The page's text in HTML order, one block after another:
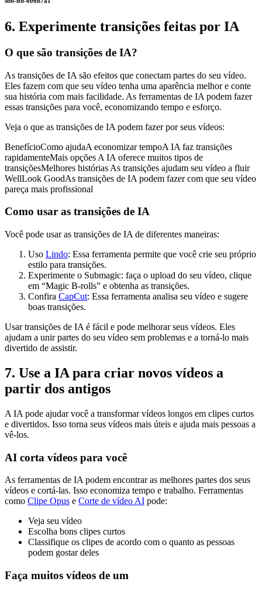
6. Experimente transições feitas por IA
O que são transições de IA?
As transições de IA são efeitos que conectam partes do seu vídeo.
Eles fazem com que seu vídeo tenha uma aparência melhor e conte
sua história com mais facilidade. As ferramentas de IA podem fazer
essas transições para você, economizando tempo e esforço.
Veja o que as transições de IA podem fazer por seus vídeos:
BenefícioComo ajudaA economizar tempoA IA faz transições
rapidamenteMais opções A IA oferece muitos tipos de
transiçõesMelhores histórias As transições ajudam seu vídeo a fluir
WellLook GoodAs transições de IA podem fazer com que seu vídeo
pareça mais profissional
Como usar as transições de IA
Você pode usar as transições de IA de diferentes maneiras:
Uso Lindo: Essa ferramenta permite que você crie seu próprio
estilo para transições.
Experimente o Submagic: faça o upload do seu vídeo, clique
em “Magic B-rolls” e obtenha as transições.
Confira CapCut: Essa ferramenta analisa seu vídeo e sugere
boas transições.
Usar transições de IA é fácil e pode melhorar seus vídeos. Eles
ajudam a unir partes do seu vídeo sem problemas e a torná-lo mais
divertido de assistir.
7. Use a IA para criar novos vídeos a
partir dos antigos
A IA pode ajudar você a transformar vídeos longos em clipes curtos
e divertidos. Isso torna seus vídeos mais úteis e ajuda mais pessoas a
vê-los.
AI corta vídeos para você
As ferramentas de IA podem encontrar as melhores partes dos seus
vídeos e cortá-las. Isso economiza tempo e trabalho. Ferramentas
como Clipe Opus e Corte de vídeo AI pode:
Veja seu vídeo
Escolha bons clipes curtos
Classifique os clipes de acordo com o quanto as pessoas
podem gostar deles
Faça muitos vídeos de um